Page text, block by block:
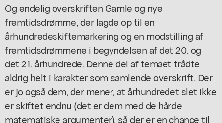
Og endelig overskriften Gamle og nye
fremtidsdrømme, der lagde op til en
århundredeskiftemarkering og en modstilling af
fremtidsdrømmene i begyndelsen af det 20. og
det 21. århundrede. Denne del af temaet trådte
aldrig helt i karakter som samlende overskrift. Der
er jo også dem, der mener, at århundredet slet ikke
er skiftet endnu (det er dem med de hårde
matematiske argumenter), så der er en chance til